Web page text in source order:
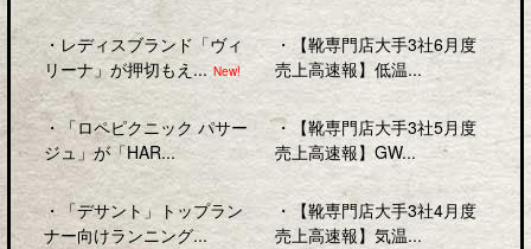
・ レディスブランド「ヴィ
リーナ」が押切もえ... New!
・ 「ロペピクニック パサー
ジュ」が「HAR...
・
「デサント」トップラン
ナー向けランニング...
・ 【靴専門店大手3社6月度
売上高速報】低温...
・ 【靴専門店大手3社5月度
売上高速報】GW...
・ 【靴専門店大手3社4月度
売上高速報】気温...